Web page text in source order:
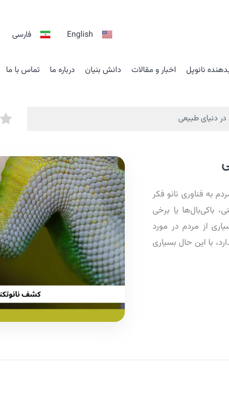
English فارسی
نانوپل اخبار و مقالات دانش بنیان درباره ما تماس با ما
دنیای طبیعی
به فناوری نانو فکر
باکی‌بال‌ها یا برخی
از مردم در مورد
با این حال بسیاری